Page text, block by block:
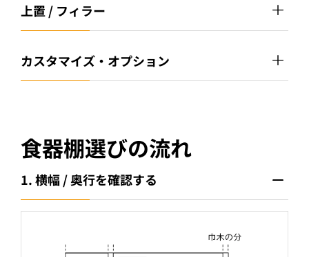
上置 / フィラー
カスタマイズ・オプション
食器棚選びの流れ
1. 横幅 / 奥行を確認する